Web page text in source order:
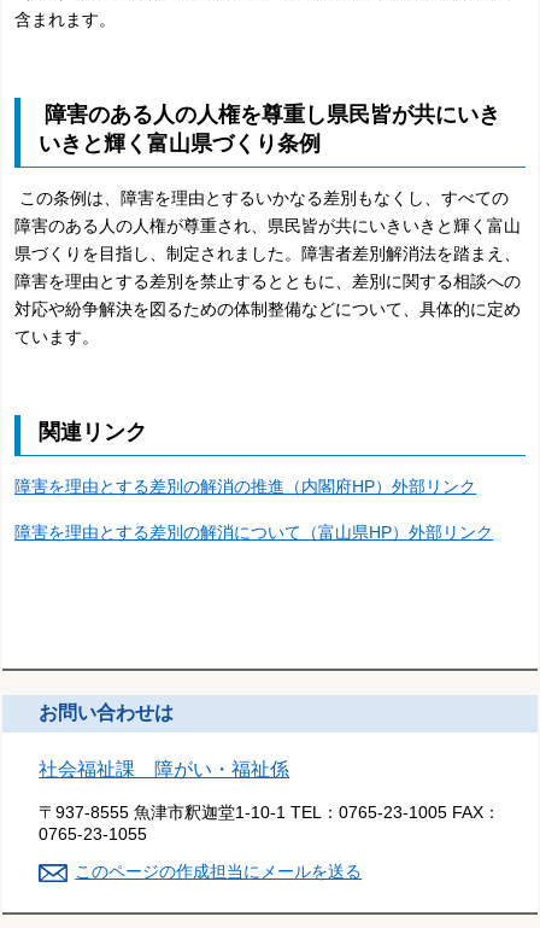
含まれます。
障害のある人の人権を尊重し県民皆が共にいき
いきと輝く富山県づくり条例
この条例は、障害を理由とするいかなる差別もなくし、すべての
障害のある人の人権が尊重され、県民皆が共にいきいきと輝く富山
県づくりを目指し、制定されました。障害者差別解消法を踏まえ、
障害を理由とする差別を禁止するとともに、差別に関する相談への
対応や紛争解決を図るための体制整備などについて、具体的に定め
ています。
関連リンク
障害を理由とする差別の解消の推進（内閣府HP）外部リンク
障害を理由とする差別の解消について（富山県HP）外部リンク
お問い合わせは
社会福祉課 障がい・福祉係
〒937-8555 魚津市釈迦堂1-10-1 TEL：0765-23-1005 FAX：
0765-23-1055
このページの作成担当にメールを送る